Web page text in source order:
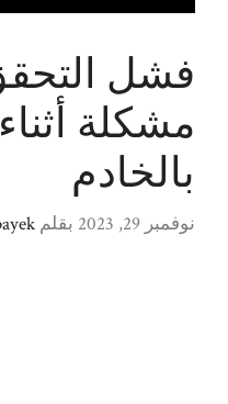
فشل
مشكلة
بالخادم
نوفمبر 29, 2023 بقلم